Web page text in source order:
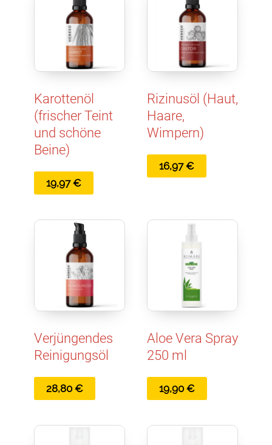
Karottenöl
(frischer Teint
und schöne
Beine)
19,97€
Rizinusöl (Haut,
Haare,
Wimpern)
16,97€
Verjüngendes
Reinigungsöl
28,80€
Aloe Vera Spray
250 ml
19,90€